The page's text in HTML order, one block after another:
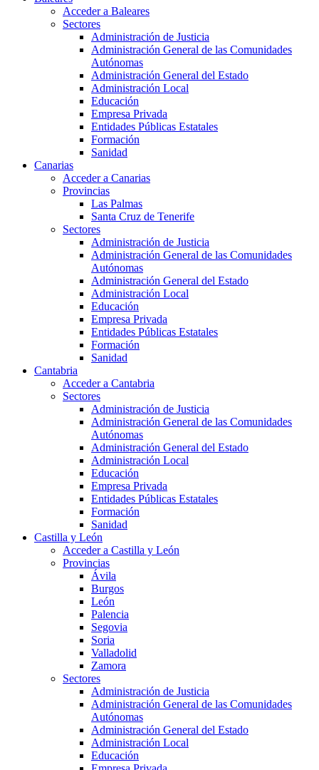
Acceder a Baleares
Sectores
Administración de Justicia
Administración General de las Comunidades
Autónomas
Administración General del Estado
Administración Local
Educación
Empresa Privada
Entidades Públicas Estatales
Formación
Sanidad
Canarias
Acceder a Canarias
Provincias
Las Palmas
Santa Cruz de Tenerife
Sectores
Administración de Justicia
Administración General de las Comunidades
Autónomas
Administración General del Estado
Administración Local
Educación
Empresa Privada
Entidades Públicas Estatales
Formación
Sanidad
Cantabria
Acceder a Cantabria
Sectores
Administración de Justicia
Administración General de las Comunidades
Autónomas
Administración General del Estado
Administración Local
Educación
Empresa Privada
Entidades Públicas Estatales
Formación
Sanidad
Castilla y León
Acceder a Castilla y León
Provincias
Ávila
Burgos
León
Palencia
Segovia
Soria
Valladolid
Zamora
Sectores
Administración de Justicia
Administración General de las Comunidades
Autónomas
Administración General del Estado
Administración Local
Educación